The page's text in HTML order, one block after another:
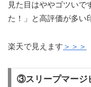
見た目はややゴツいで
た！」と高評価が多い
楽天で見えます ＞＞＞
③スリープマージ